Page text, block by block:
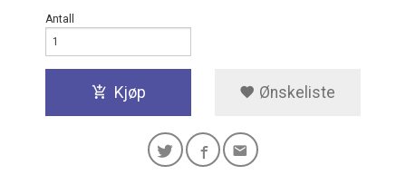
Antall
Kjøp Ønskeliste